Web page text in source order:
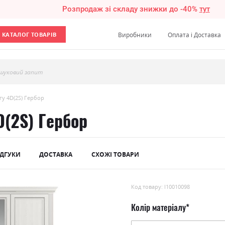
Розпродаж зі складу знижки до -40% тут
КАТАЛОГ ТОВАРІВ Виробники Оплата і Доставка
запит
4D(2S) Гербор
Гербор
ДОСТАВКА СХОЖІ ТОВАРИ
Код товару: l10010098
Колір матеріалу